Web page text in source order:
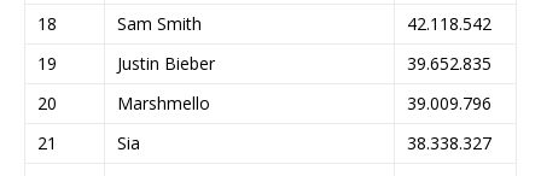
18
Sam Smith
42.118.542
19
Justin Bieber
39.652.835
20
Marshmello
39.009.796
21
Sia
38.338.327